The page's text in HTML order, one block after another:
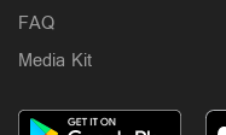
FAQ
Media Kit